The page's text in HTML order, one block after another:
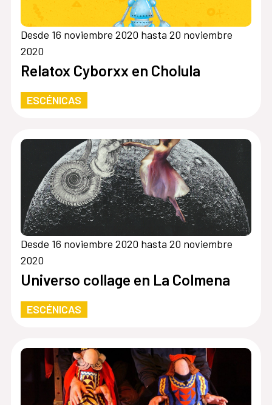
Desde 16 noviembre 2020 hasta 20 noviembre
2020
Relatox Cyborxx en Cholula
ESCÉNICAS
Desde 16 noviembre 2020 hasta 20 noviembre
2020
Universo collage en La Colmena
ESCÉNICAS